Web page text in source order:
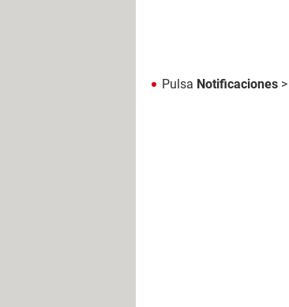
Pulsa Notificaciones >